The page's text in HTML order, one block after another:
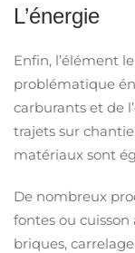
L’énergie
Enfin, l’élément
problématique
carburants et de
trajets sur
matériaux sont
De nombreux
fontes ou
briques,